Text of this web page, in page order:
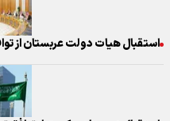
استقبال هیات دولت عربستان از